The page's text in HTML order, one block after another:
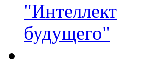
"Интеллект
будущего"